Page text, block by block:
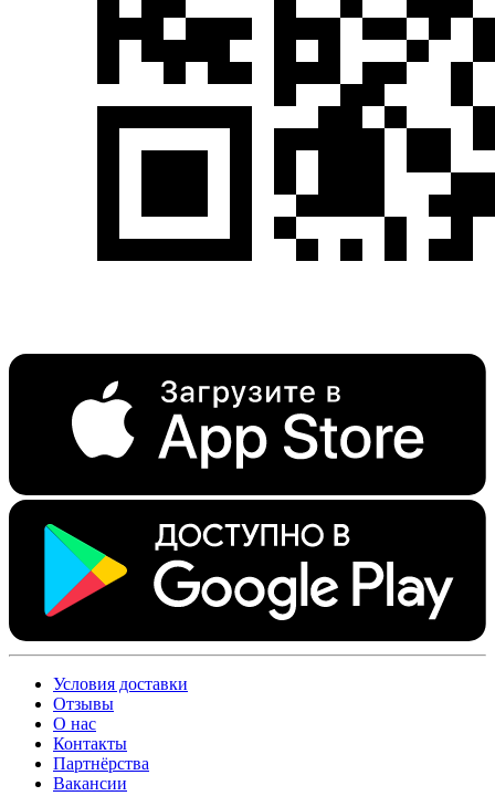
Условия доставки
Отзывы
О нас
Контакты
Партнёрства
Вакансии